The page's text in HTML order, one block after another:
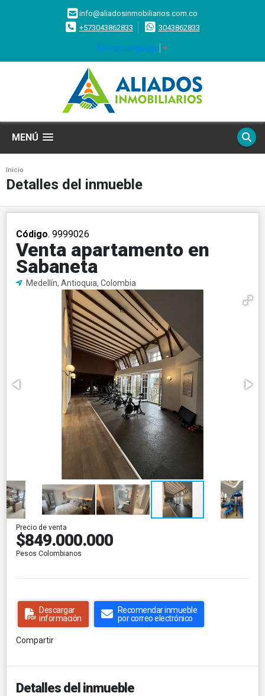
info@aliadosinmobiliarios.com.co
+573043862833
3043862833
Select Language ▼
MENÚ
Inicio
Detalles del inmueble
Código. 9999026
Venta apartamento en
Sabaneta
Medellín, Antioquia, Colombia
Precio de venta
$849.000.000
Pesos Colombianos
Descargar
información
Recomendar inmueble
por correo electrónico
Compartir
Detalles del inmueble